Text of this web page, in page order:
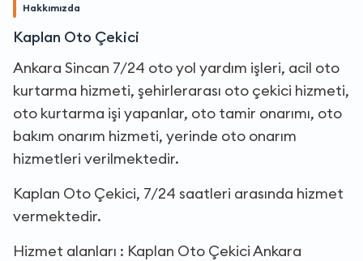
Hakkımızda
Kaplan Oto Çekici
Ankara Sincan 7/24 oto yol yardım işleri, acil oto
kurtarma hizmeti, şehirlerarası oto çekici hizmeti,
oto kurtarma işi yapanlar, oto tamir onarımı, oto
bakım onarım hizmeti, yerinde oto onarım
hizmetleri verilmektedir.
Kaplan Oto Çekici, 7/24 saatleri arasında hizmet
vermektedir.
Hizmet alanları : Kaplan Oto Çekici Ankara